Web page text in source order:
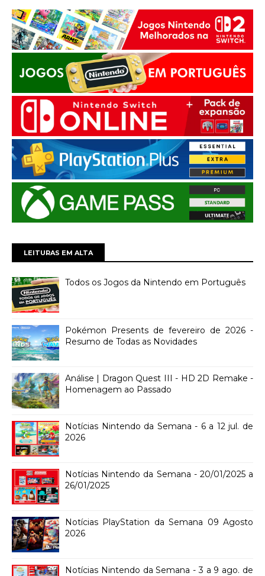
LEITURAS EM ALTA
Todos os Jogos da Nintendo em Português
Pokémon Presents de fevereiro de 2026 -
Resumo de Todas as Novidades
Análise | Dragon Quest III - HD 2D Remake -
Homenagem ao Passado
Notícias Nintendo da Semana - 6 a 12 jul. de
2026
Notícias Nintendo da Semana - 20/01/2025 a
26/01/2025
Notícias PlayStation da Semana 09 Agosto
2026
Notícias Nintendo da Semana - 3 a 9 ago. de